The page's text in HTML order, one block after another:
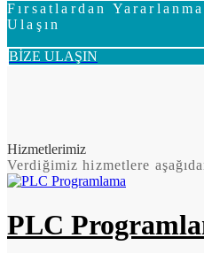
Fırsatlardan
Ulaşın
BİZE ULAŞIN
Hizmetlerimiz
Verdiğimiz hizmetlere
PLC